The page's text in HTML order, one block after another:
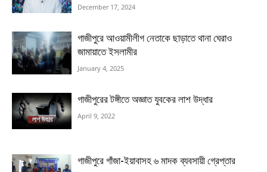
December 17, 2024
গাজীপুরে আওয়ামীলীগ নেতাকে ছাড়াতে থানা ঘেরাও
জামায়াতে ইসলামীর
January 4, 2025
গাজীপুরের টঙ্গীতে অজ্ঞাত যুবকের লাশ উদ্ধার
April 9, 2022
গাজীপুরে গাঁজা-ইয়াবাসহ ৬ মাদক ব্যবসায়ী গ্রেপ্তার